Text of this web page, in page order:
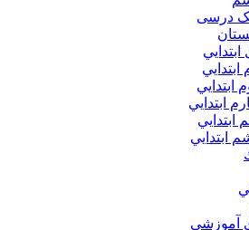
درسی
ابتدايي
ابتدايي
ابتدايي
ابتدايي
ابتدايي
ابتدايي
آموزشی